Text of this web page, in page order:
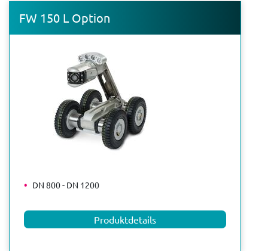
FW 150 L Option
DN 800 - DN 1200
Produktdetails